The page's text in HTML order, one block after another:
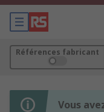
Références fabricant
Vous